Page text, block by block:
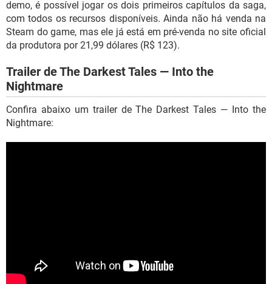
demo, é possível jogar os dois primeiros capítulos da saga,
com todos os recursos disponíveis. Ainda não há venda na
Steam do game, mas ele já está em pré-venda no site oficial
da produtora por 21,99 dólares (R$ 123).
Trailer de The Darkest Tales — Into the
Nightmare
Confira abaixo um trailer de The Darkest Tales — Into the
Nightmare: